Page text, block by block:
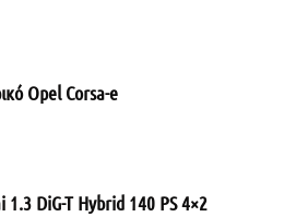
Opel Corsa-e
DiG-T Hybrid 140 PS 4×2